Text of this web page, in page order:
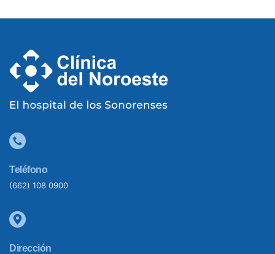
Teléfono
(662) 108 0900
Dirección